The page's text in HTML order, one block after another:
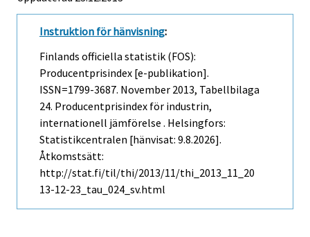
Instruktion för hänvisning:
Finlands officiella statistik (FOS):
Producentprisindex [e-publikation].
ISSN=1799-3687. November 2013, Tabellbilaga
24. Producentprisindex för industrin,
internationell jämförelse . Helsingfors:
Statistikcentralen [hänvisat: 9.8.2026].
Åtkomstsätt:
http://stat.fi/til/thi/2013/11/thi_2013_11_20
13-12-23_tau_024_sv.html